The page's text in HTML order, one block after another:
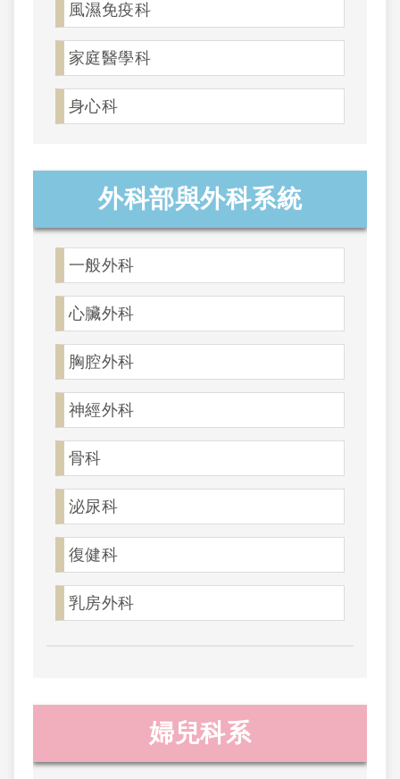
風濕免疫科
家庭醫學科
身心科
外科部與外科系統
一般外科
心臟外科
胸腔外科
神經外科
骨科
泌尿科
復健科
乳房外科
婦兒科系